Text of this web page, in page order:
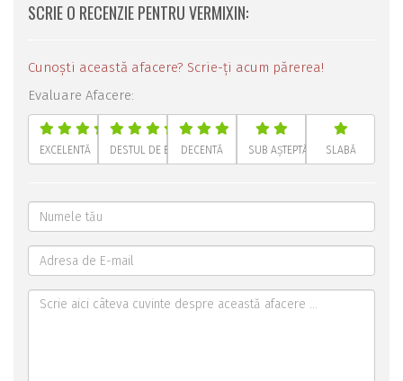
SCRIE O RECENZIE PENTRU VERMIXIN:
Cunoști această afacere? Scrie-ți acum părerea!
Evaluare Afacere:
EXCELENTĂ DESTUL DE BUNĂDECENTĂ SUB AȘTEPTĂRI SLABĂ